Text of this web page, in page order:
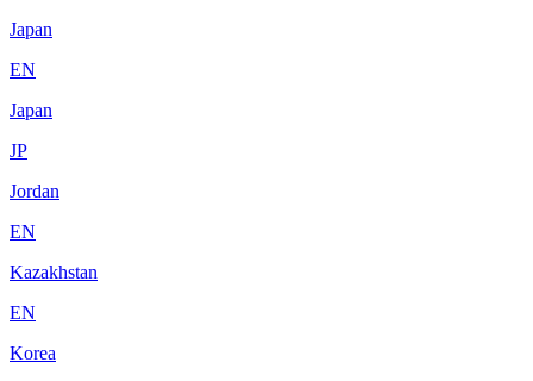
Japan
EN
Japan
JP
Jordan
EN
Kazakhstan
EN
Korea